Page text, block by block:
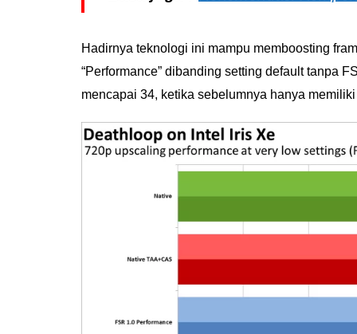
Hadirnya teknologi ini mampu memboosting
“Performance” dibanding setting default tanpa
mencapai 34, ketika sebelumnya hanya